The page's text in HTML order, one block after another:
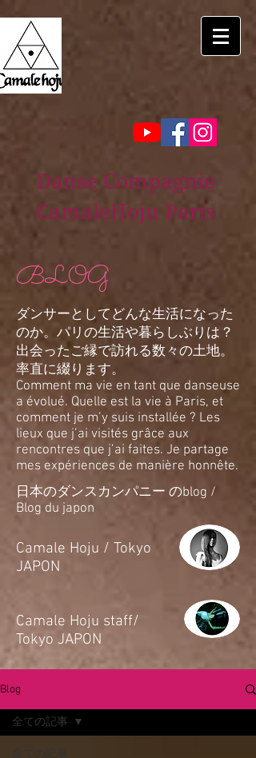
Danse Compagnie
CamaleHoju Paris
BLOG
ダンサーとしてどんな生活になった
のか。パリの生活や暮らしぶりは？
出会ったご縁で訪れる数々の土地。
率直に綴ります。
Comment ma vie en tant que danseuse
a évolué. Quelle est la vie à Paris, et
comment je m’y suis installée ? Les
lieux que j’ai visités grâce aux
rencontres que j’ai faites. Je partage
mes expériences de manière honnête.
日本のダンスカンパニー のblog /
Blog du japon
​Camale Hoju / Tokyo
JAPON
​Camale Hoju staff/
Tokyo JAPON
Blog
全ての記事